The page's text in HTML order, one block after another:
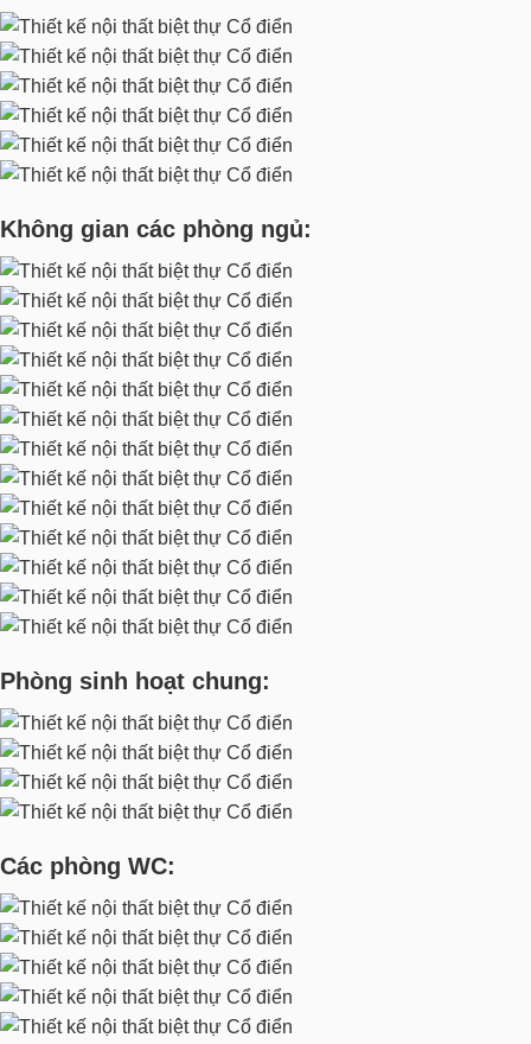
Không gian các phòng ngủ:
Phòng sinh hoạt chung:
Các phòng WC: